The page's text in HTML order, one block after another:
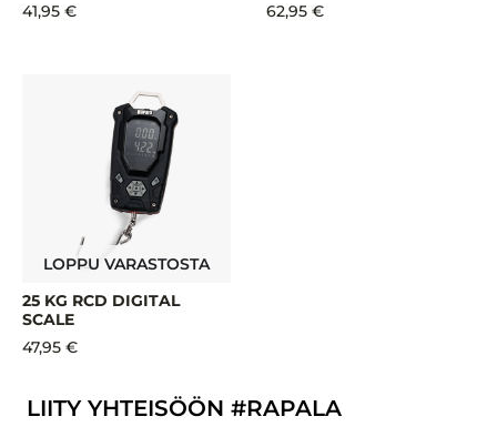
41,95 €
62,95 €
LOPPU VARASTOSTA
25 KG RCD DIGITAL
SCALE
47,95 €
LIITY YHTEISÖÖN #RAPALA